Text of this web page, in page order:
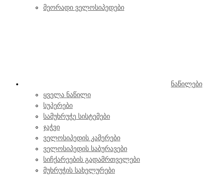
მეორადი ველოსიპედები
ნაწილები
ყველა ნაწილი
სუპერები
სამუხრუჭე სისტემები
ჯაჭვი
ველოსიპედის კამერები
ველოსიპედის საბურავები
სიჩქარეების გადამრთველები
მუხრუჭის სახელურები